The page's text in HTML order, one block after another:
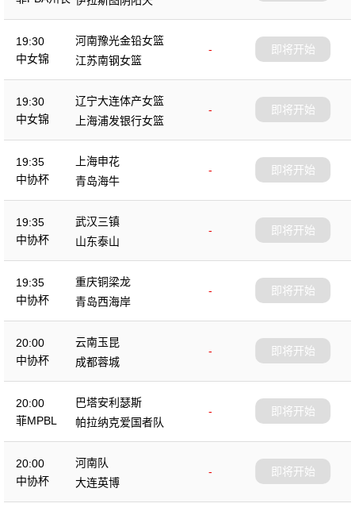
19:30
中女锦
河南豫光金铅女篮
-
江苏南钢女篮
即将开始
19:30
中女锦
辽宁大连体产女篮
-
上海浦发银行女篮
即将开始
19:35
中协杯
上海申花
-
青岛海牛
即将开始
19:35
中协杯
武汉三镇
-
山东泰山
即将开始
19:35
中协杯
重庆铜梁龙
-
青岛西海岸
即将开始
20:00
中协杯
云南玉昆
-
成都蓉城
即将开始
20:00
菲MPBL
巴塔安利瑟斯
-
帕拉纳克爱国者队
即将开始
20:00
中协杯
河南队
-
大连英博
即将开始